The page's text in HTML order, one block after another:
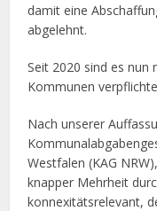
damit eine
abgelehnt.
Seit 2020 sind es nun
Kommunen
Nach unserer
Westfalen (KAG
knapper Mehrheit
konnexitätsrelevant,